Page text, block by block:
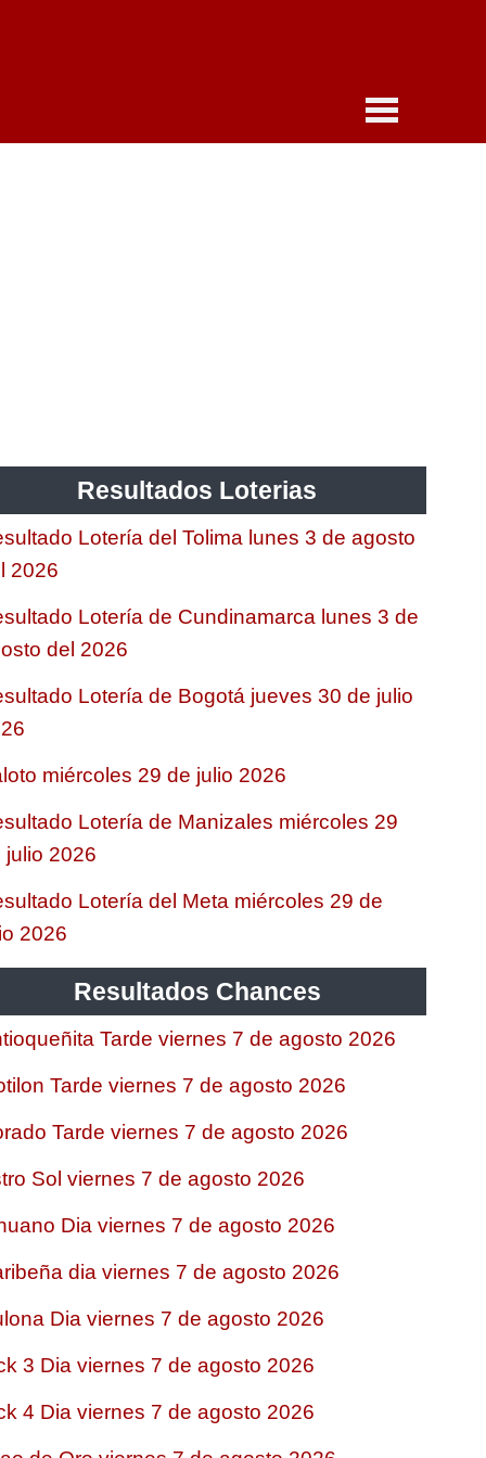
Resultados Loterias
Lotería del Tolima lunes 3 de agosto
2026
Lotería de Cundinamarca lunes 3 de
del 2026
Lotería de Bogotá jueves 30 de julio
miércoles 29 de julio 2026
Lotería de Manizales miércoles 29
julio 2026
Lotería del Meta miércoles 29 de
2026
Resultados Chances
Tarde viernes 7 de agosto 2026
Tarde viernes 7 de agosto 2026
Tarde viernes 7 de agosto 2026
Sol viernes 7 de agosto 2026
Dia viernes 7 de agosto 2026
dia viernes 7 de agosto 2026
Dia viernes 7 de agosto 2026
3 Dia viernes 7 de agosto 2026
4 Dia viernes 7 de agosto 2026